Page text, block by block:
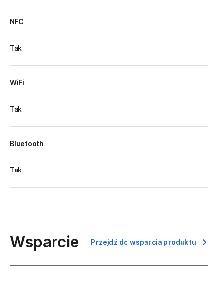
NFC
Tak
WiFi
Tak
Bluetooth
Tak
Wsparcie Przejdź do wsparcia produktu